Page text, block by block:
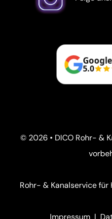
5.0
© 2026 • DICO Rohr- &
Rohr- & Kanalservice für
Impressum |